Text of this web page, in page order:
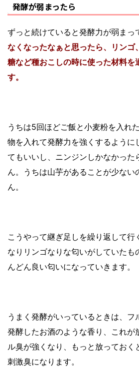
発酵が弱まったら
ずっと続けていると発酵力が弱まっ
なくなったなぁと思ったら、リンゴ
糖など種おこしの時に使った材料を
す。
うちは5回ほどご飯と小麦粉を入れ
物を入れて発酵力を強くするように
てもいいし、ニンジンしかなかった
ん。うちは山芋があることが少ない
ん。
こうやって継ぎ足しを繰り返して行
なりリンゴなりな匂いがしていたも
んどん良い匂いになっていきます。
うまく発酵がいっているときは、フ
発酵したお酒のような香り、これが
ル臭が強くなり、もっと放っておく
刺激臭になります。